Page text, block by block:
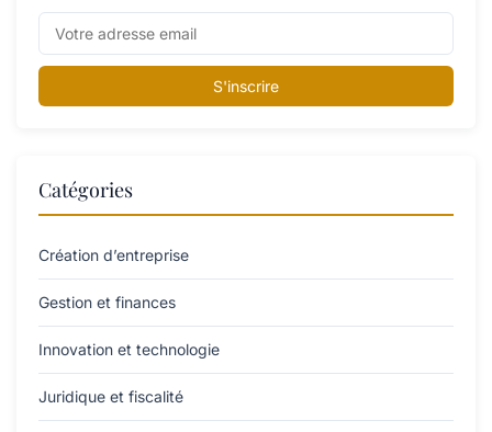
S'inscrire
Catégories
Création d’entreprise
Gestion et finances
Innovation et technologie
Juridique et fiscalité